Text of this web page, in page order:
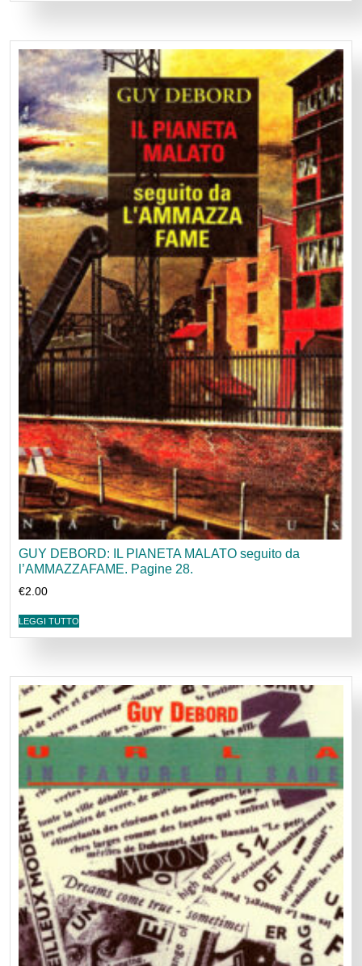
GUY DEBORD: IL PIANETA MALATO seguito da
l’AMMAZZAFAME. Pagine 28.
€2.00
LEGGI TUTTO